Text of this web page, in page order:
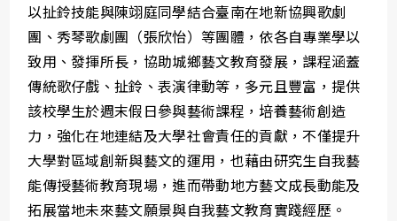
以扯鈴技能與陳翊庭同學結合臺南在地新協興歌劇
團、秀琴歌劇團（張欣怡）等團體，依各自專業學以
致用、發揮所長，協助城鄉藝文教育發展，課程涵蓋
傳統歌仔戲、扯鈴、表演律動等，多元且豐富，提供
該校學生於週末假日參與藝術課程，培養藝術創造
力，強化在地連結及大學社會責任的貢獻，不僅提升
大學對區域創新與藝文的運用，也藉由研究生自我藝
能傳授藝術教育現場，進而帶動地方藝文成長動能及
拓展當地未來藝文願景與自我藝文教育實踐經歷。